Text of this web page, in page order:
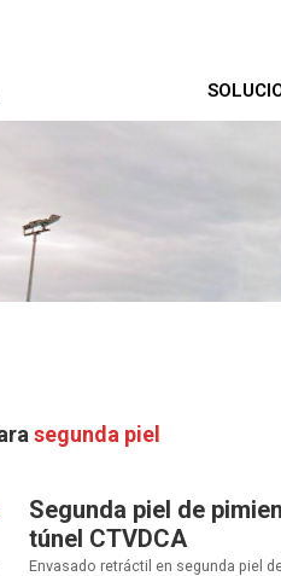
segunda piel
Segunda piel de
túnel CTVDCA
Envasado retráctil en segunda piel